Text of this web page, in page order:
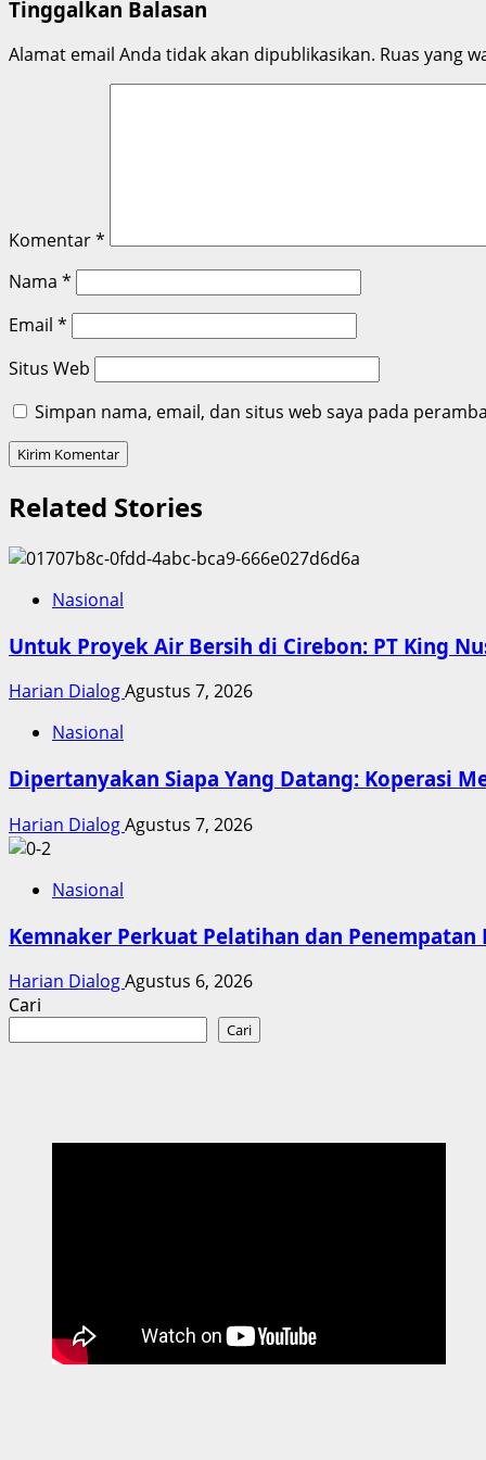
Tinggalkan Balasan
Alamat email Anda tidak akan dipublikasikan. Ruas yang
Komentar*
Nama *
Email *
Situs Web
Simpan nama, email, dan situs web saya pada
Related Stories
Nasional
Untuk Proyek Air Bersih di Cirebon: PT King
Harian DialogAgustus 7, 2026
Nasional
Dipertanyakan Siapa Yang Datang: Koperasi
Harian DialogAgustus 7, 2026
Nasional
Kemnaker Perkuat Pelatihan dan
Harian DialogAgustus 6, 2026
Cari
Cari